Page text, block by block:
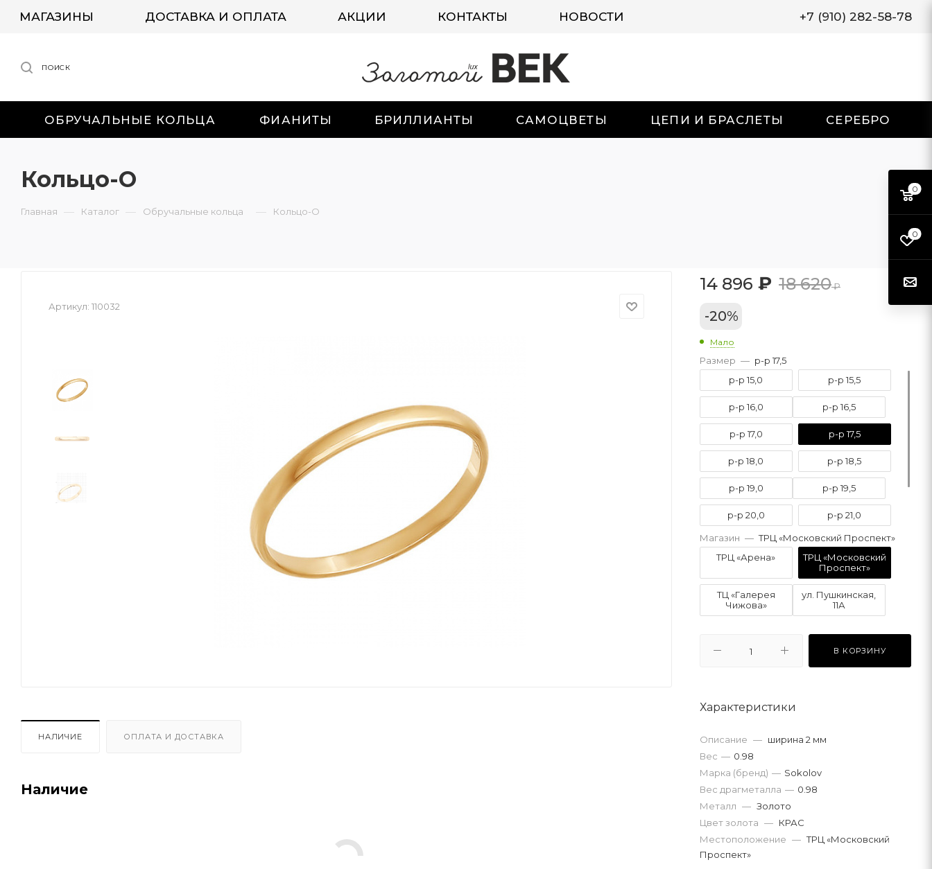
МАГАЗИНЫ ДОСТАВКА И ОПЛАТА АКЦИИ КОНТАКТЫ НОВОСТИ +7 (910) 282-58-78
ПОИСК
ОБРУЧАЛЬНЫЕ КОЛЬЦА ФИАНИТЫ БРИЛЛИАНТЫ САМОЦВЕТЫ ЦЕПИ И БРАСЛЕТЫ СЕРЕБРО
Кольцо-О
Главная — Каталог — Обручальные кольца — Кольцо-О
Артикул: 110032
НАЛИЧИЕ ОПЛАТА И ДОСТАВКА
Наличие
14 896 ₽ 18 620₽
-20%
Мало
Размер — р-р 17,5
р-р 15,0
р-р 15,5
р-р 16,0 р-р 16,5
р-р 17,0 р-р 17,5
р-р 18,0 р-р 18,5
р-р 19,0 р-р 19,5
р-р 20,0 р-р 21,0
р-р 21,5 р-р 22,0
р-р 23,0
Магазин — ТРЦ «Московский Проспект»
ТРЦ «Арена»
ТРЦ «Московский
Проспект»
ТЦ «Галерея
Чижова»
ул. Пушкинская,
11А
В КОРЗИНУ
Характеристики
Описание — ширина 2 мм
Вес драгметалла — 0.98
Марка (бренд) — Sokolov
Вес — 0.98
Металл — Золото
Цвет золота — КРАС
Местоположение — ТРЦ «Московский
Проспект»
0
0